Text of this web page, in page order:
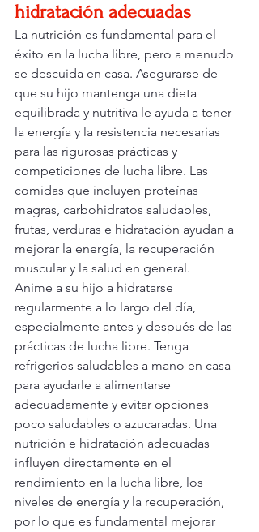
hidratación adecuadas
La nutrición es fundamental para el
éxito en la lucha libre, pero a menudo
se descuida en casa. Asegurarse de
que su hijo mantenga una dieta
equilibrada y nutritiva le ayuda a tener
la energía y la resistencia necesarias
para las rigurosas prácticas y
competiciones de lucha libre. Las
comidas que incluyen proteínas
magras, carbohidratos saludables,
frutas, verduras e hidratación ayudan a
mejorar la energía, la recuperación
muscular y la salud en general.
Anime a su hijo a hidratarse
regularmente a lo largo del día,
especialmente antes y después de las
prácticas de lucha libre. Tenga
refrigerios saludables a mano en casa
para ayudarle a alimentarse
adecuadamente y evitar opciones
poco saludables o azucaradas. Una
nutrición e hidratación adecuadas
influyen directamente en el
rendimiento en la lucha libre, los
niveles de energía y la recuperación,
por lo que es fundamental mejorar